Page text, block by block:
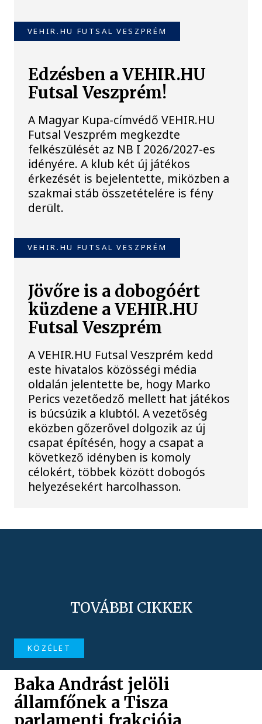
VEHIR.HU FUTSAL VESZPRÉM
Edzésben a VEHIR.HU
Futsal Veszprém!
A Magyar Kupa-címvédő VEHIR.HU
Futsal Veszprém megkezdte
felkészülését az NB I 2026/2027-es
idényére. A klub két új játékos
érkezését is bejelentette, miközben a
szakmai stáb összetételére is fény
derült.
VEHIR.HU FUTSAL VESZPRÉM
Jövőre is a dobogóért
küzdene a VEHIR.HU
Futsal Veszprém
A VEHIR.HU Futsal Veszprém kedd
este hivatalos közösségi média
oldalán jelentette be, hogy Marko
Perics vezetőedző mellett hat játékos
is búcsúzik a klubtól. A vezetőség
eközben gőzerővel dolgozik az új
csapat építésén, hogy a csapat a
következő idényben is komoly
célokért, többek között dobogós
helyezésekért harcolhasson.
TOVÁBBI CIKKEK
KÖZÉLET
Baka Andrást jelöli
államfőnek a Tisza